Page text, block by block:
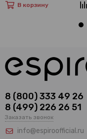
В корзину
8 (800) 333 49 26
8 (499) 226 26 51
Заказать звонок
info@espiroofficial.ru